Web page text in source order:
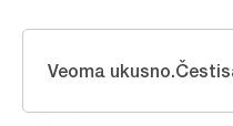
Veoma